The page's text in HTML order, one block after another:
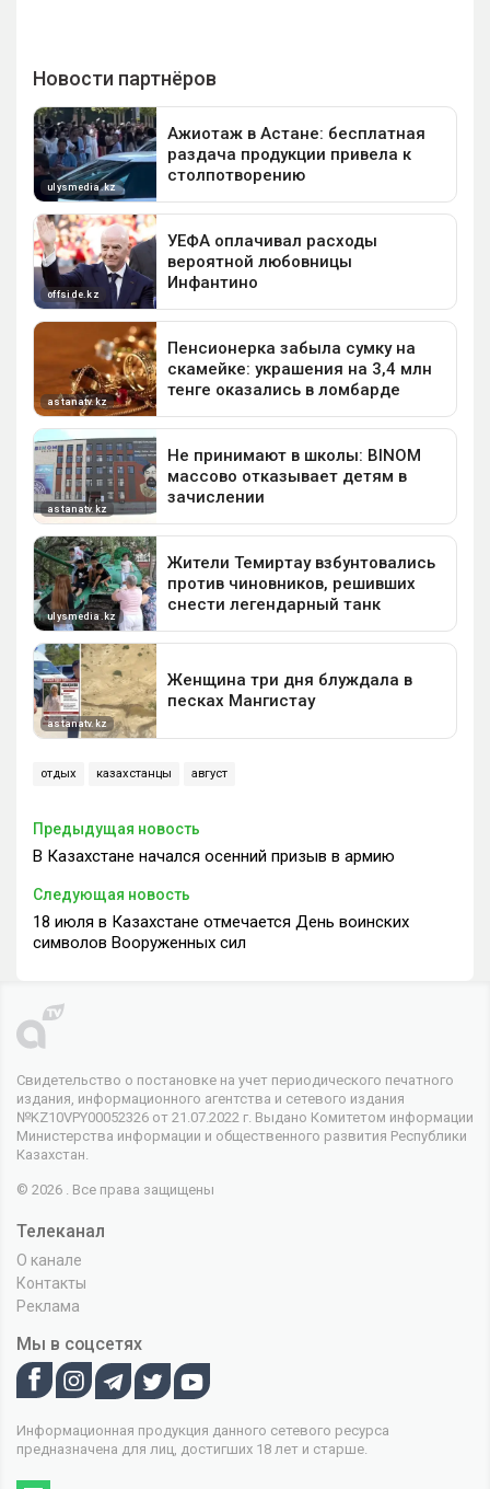
отдых казахстанцы август
Предыдущая новость
В Казахстане начался осенний призыв в армию
Следующая новость
18 июля в Казахстане отмечается День воинских
символов Вооруженных сил
Свидетельство о постановке на учет периодического печатного
издания, информационного агентства и сетевого издания
№KZ10VPY00052326 от 21.07.2022 г. Выдано Комитетом информации
Министерства информации и общественного развития Республики
Казахстан.
© 2026 . Все права защищены
Телеканал
О канале
Контакты
Реклама
Мы в соцсетях
Информационная продукция данного сетевого ресурса
предназначена для лиц, достигших 18 лет и старше.